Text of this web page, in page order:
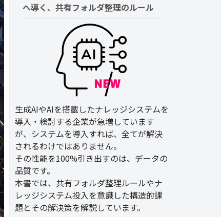
へ導く、共有フォルダ整理のルール
生成AIやAIを搭載したナレッジシステムを
導入・検討する企業が急増しています
が、システムを導入すれば、全てが解決
されるわけではありません。
その性能を100%引き出すのは、データの
品質です。
本書では、共有フォルダ整理ルールやナ
レッジシステム投入を意識した構造的課
題とその解決策を解説しています。